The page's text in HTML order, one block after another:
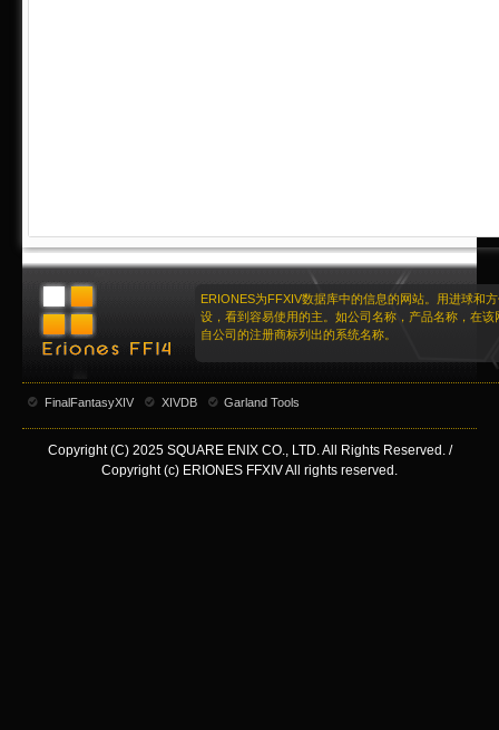
ERIONES为FFXIV数据库中的信息的网站。用进球和
设，看到容易使用的主。如公司名称，产品名称，在该
自公司的注册商标列出的系统名称。
FinalFantasyXIV XIVDB Garland Tools
Copyright (C) 2025 SQUARE ENIX CO., LTD. All Rights Reserved. /
Copyright (c) ERIONES FFXIV All rights reserved.